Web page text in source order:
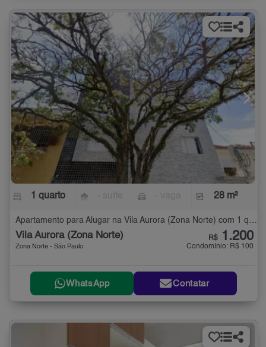
1 quarto 28 m²
Apartamento para Alugar na Vila Aurora (Zona Norte) com 1 quarto - 28 m²
Vila Aurora (Zona Norte)
Zona Norte - São Paulo
R$ 1.200
Condomínio: R$ 100
WhatsApp Contatar